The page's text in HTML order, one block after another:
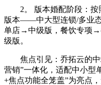
2。 版本婚配阶段：按
版本——中大型连锁/多业
单店→中级版，餐饮专项
级版。
焦点引见：乔拓云的中
营销”一体化，适配中小型
+焦点功能全笼盖”为亮点